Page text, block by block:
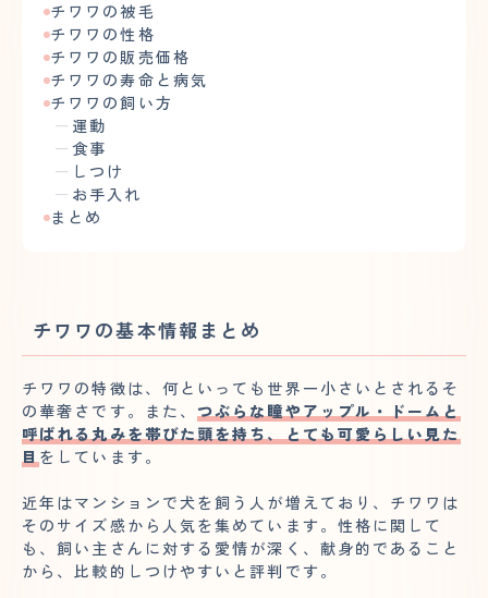
チワワの被毛
チワワの性格
チワワの販売価格
チワワの寿命と病気
チワワの飼い方
運動
食事
しつけ
お手入れ
まとめ
チワワの基本情報まとめ
チワワの特徴は、何といっても世界一小さいとされるそ
の華奢さです。また、 つぶらな瞳やアップル・ドームと
呼ばれる丸みを帯びた頭を持ち、とても可愛らしい見た
目 をしています。
近年はマンションで犬を飼う人が増えており、チワワは
そのサイズ感から人気を集めています。性格に関して
も、飼い主さんに対する愛情が深く、献身的であること
から、比較的しつけやすいと評判です。